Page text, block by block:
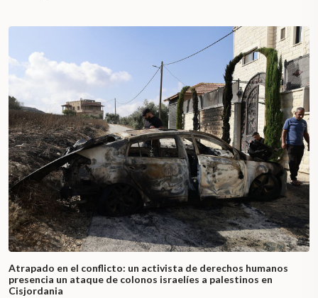
Atrapado en el conflicto: un activista de derechos humanos
presencia un ataque de colonos israelíes a palestinos en
Cisjordania